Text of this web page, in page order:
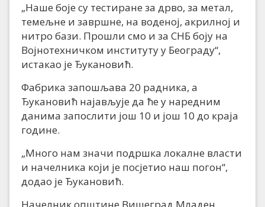
„Наше боје су тестиране за дрво, за метал,
темељне и завршне, на воденој, акрилној и
нитро бази. Прошли смо и за СНБ боју на
Војнотехничком институту у Београду“,
истакао је Ђукановић.
Фабрика запошљава 20 радника, а
Ђукановић најављује да ће у наредним
данима запослити још 10 и још 10 до краја
године.
„Много нам значи подршка локалне власти
и начелника који је посјетио наш погон“,
додао је Ђукановић.